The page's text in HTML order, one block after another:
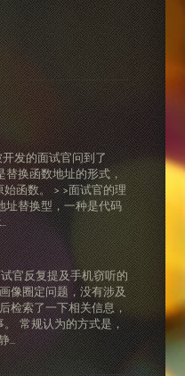
发的面试官问到了
替换函数地址的形式，
函数。 > >面试官的理
址替换型，一种是代码
官反复提及手机窃听的
像圈定问题，没有涉及
检索了一下相关信息，
常规认为的方式是，
...